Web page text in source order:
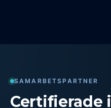
SAMARBETSPARTNER
Certifierade i